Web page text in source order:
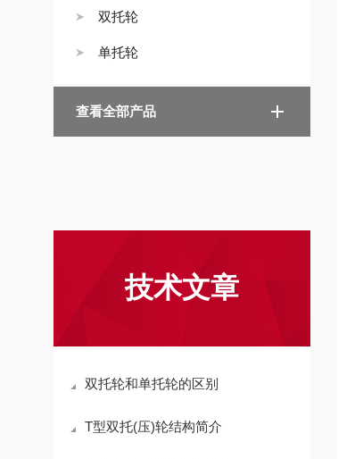
双托轮
单托轮
查看全部产品
技术文章
双托轮和单托轮的区别
T型双托(压)轮结构简介